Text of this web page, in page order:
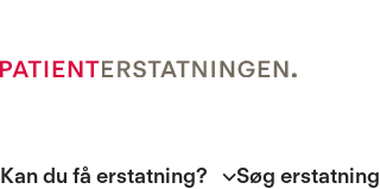
Kan du få erstatning? Søg erstatning